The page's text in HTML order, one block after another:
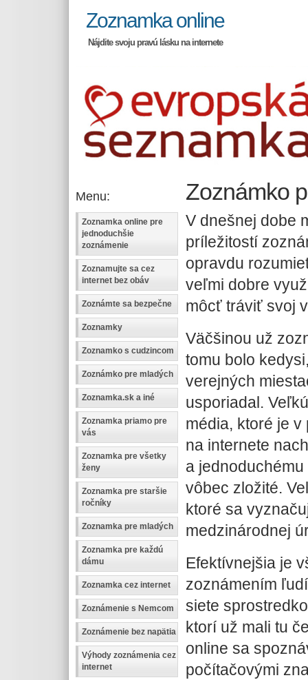
Zoznamka online
Nájdite svoju pravú lásku na internete
Menu:
Zoznamka online pre
jednoduchšie
zoznámenie
Zoznamujte sa cez
internet bez obáv
Zoznámte sa bezpečne
Zoznamky
Zoznamko s cudzincom
Zoznámko pre mladých
Zoznamka.sk a iné
Zoznamka priamo pre
vás
Zoznamka pre všetky
ženy
Zoznamka pre staršie
ročníky
Zoznamka pre mladých
Zoznamka pre každú
dámu
Zoznamka cez internet
Zoznámenie s Nemcom
Zoznámenie bez napätia
Výhody zoznámenia cez
internet
Zoznámko
V dnešnej dobe
príležitostí
opravdu
veľmi dobre
môcť tráviť svoj
Väčšinou už
tomu bolo
verejných
usporiadal.
média, ktoré je
na internete
a
vôbec zložité.
ktoré sa
medzinárodnej
Efektívnejšia je
zoznámením
siete
ktorí už mali tu
online sa
počítačovými